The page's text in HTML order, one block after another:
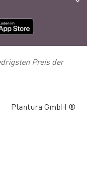
Preis der
Plantura GmbH ®